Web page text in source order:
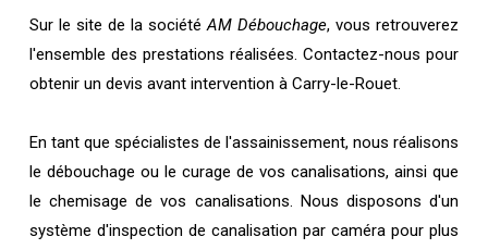
Sur le site de la sociétéAM Débouchage, vous retrouverez
l'ensemble des prestations réalisées. Contactez-nous pour
obtenir un devis avant intervention à Carry-le-Rouet.
En tant que spécialistes de l'assainissement, nous réalisons
le débouchage ou le curage de vos canalisations, ainsi que
le chemisage de vos canalisations. Nous disposons d'un
système d'inspection de canalisation par caméra pour plus